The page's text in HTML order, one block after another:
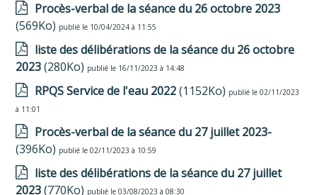
Procès-verbal de la séance du 26 octobre 2023
(569Ko) publié le 10/04/2024 à 11:55
liste des délibérations de la séance du 26 octobre
2023(280Ko) publié le 16/11/2023 à 14:48
RPQS Service de l'eau 2022(1152Ko) publié le 02/11/2023
à 11:01
Procès-verbal de la séance du 27 juillet 2023-
(396Ko) publié le 02/11/2023 à 10:59
liste des délibérations de la séance du 27 juillet
2023(770Ko) publié le 03/08/2023 à 08:30